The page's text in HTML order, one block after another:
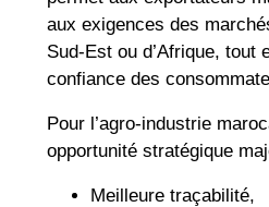
aux exigences des
Sud-Est ou d’Afrique, tout
confiance des
Pour l’agro-industrie
opportunité stratégique
Meilleure traçabilité,